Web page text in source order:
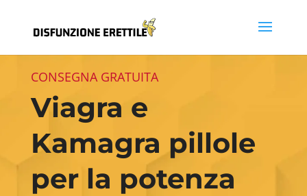
CONSEGNA GRATUITA
Viagra e
Kamagra pillole
per la potenza